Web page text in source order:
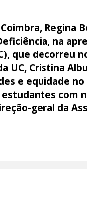
Regina
na
que decorreu
UC, Cristina
e equidade
com
geral da